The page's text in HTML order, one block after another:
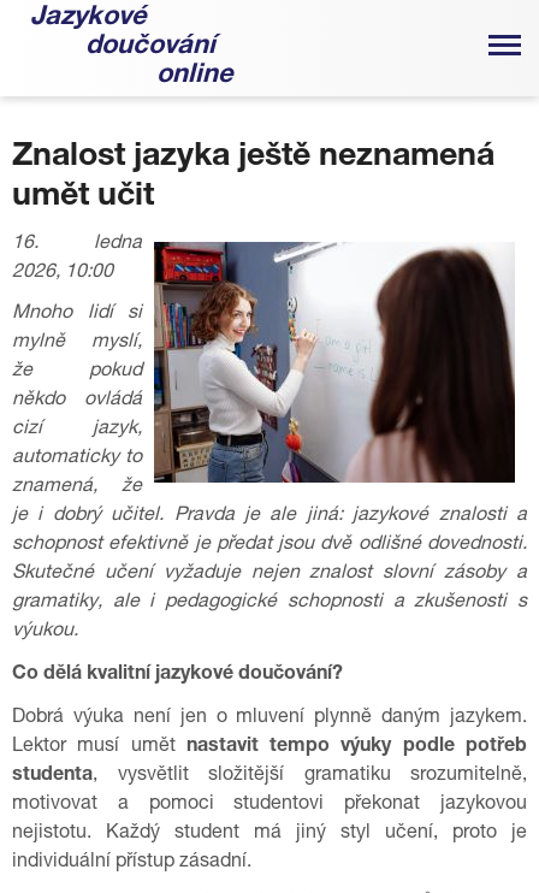
Jazykové
doučování
online
Znalost jazyka ještě neznamená
umět učit
16. ledna
2026, 10:00
Mnoho lidí si
mylně myslí,
že pokud
někdo ovládá
cizí jazyk,
automaticky to
znamená, že
je i dobrý učitel. Pravda je ale jiná: jazykové znalosti a
schopnost efektivně je předat jsou dvě odlišné dovednosti.
Skutečné učení vyžaduje nejen znalost slovní zásoby a
gramatiky, ale i pedagogické schopnosti a zkušenosti s
výukou.
Co dělá kvalitní jazykové doučování?
Dobrá výuka není jen o mluvení plynně daným jazykem.
Lektor musí umět nastavit tempo výuky podle potřeb
studenta, vysvětlit složitější gramatiku srozumitelně,
motivovat a pomoci studentovi překonat jazykovou
nejistotu. Každý student má jiný styl učení, proto je
individuální přístup zásadní.